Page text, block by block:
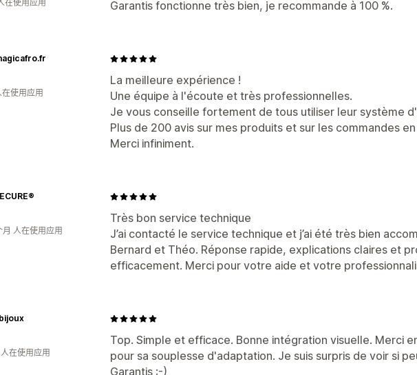
Garantis fonctionne très bien, je recommande à 100 %.
在使用应用
La meilleure expérience !
Une équipe à l'écoute et très professionnelles.
Je vous conseille fortement de tous utiliser leur système
Plus de 200 avis sur mes produits et sur les commandes en
Merci infiniment.
使用应用
Très bon service technique
J’ai contacté le service technique et j’ai été très bien
Bernard et Théo. Réponse rapide, explications claires et
efficacement. Merci pour votre aide et votre
人在使用应用
Top. Simple et efficace. Bonne intégration visuelle. Merci
pour sa souplesse d'adaptation. Je suis surpris de voir si
Garantis :-)
在使用应用